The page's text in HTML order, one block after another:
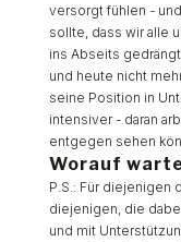
versorgt fühlen -
sollte, dass wir alle
ins Abseits
und heute nicht
seine Position in
intensiver - daran
entgegen sehen
Worauf
P.S.: Für diejenigen
diejenigen, die
und mit